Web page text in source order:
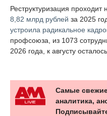
Реструктуризация проходит
8,82 млрд рублей за 2025
устроила радикальное
профсоюза, из 1073
2026 года, к августу
Самые
аналитика,